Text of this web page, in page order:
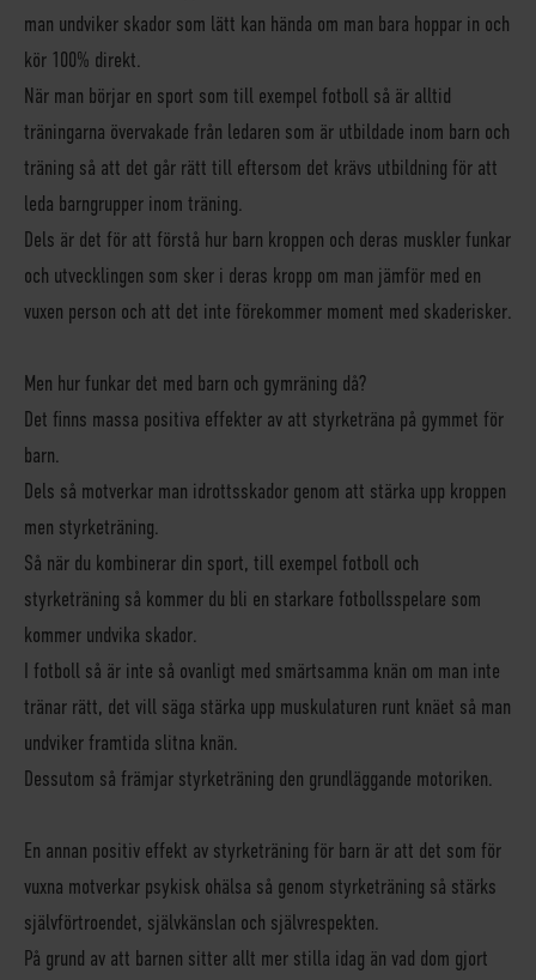
man undviker skador som lätt kan hända om man bara hoppar in och
kör 100% direkt.
När man börjar en sport som till exempel fotboll så är alltid
träningarna övervakade från ledaren som är utbildade inom barn och
träning så att det går rätt till eftersom det krävs utbildning för att
leda barngrupper inom träning.
Dels är det för att förstå hur barn kroppen och deras muskler funkar
och utvecklingen som sker i deras kropp om man jämför med en
vuxen person och att det inte förekommer moment med skaderisker.
Men hur funkar det med barn och gymräning då?
Det finns massa positiva effekter av att styrketräna på gymmet för
barn.
Dels så motverkar man idrottsskador genom att stärka upp kroppen
men styrketräning.
Så när du kombinerar din sport, till exempel fotboll och
styrketräning så kommer du bli en starkare fotbollsspelare som
kommer undvika skador.
I fotboll så är inte så ovanligt med smärtsamma knän om man inte
tränar rätt, det vill säga stärka upp muskulaturen runt knäet så man
undviker framtida slitna knän.
Dessutom så främjar styrketräning den grundläggande motoriken.
En annan positiv effekt av styrketräning för barn är att det som för
vuxna motverkar psykisk ohälsa så genom styrketräning så stärks
självförtroendet, självkänslan och självrespekten.
På grund av att barnen sitter allt mer stilla idag än vad dom gjort